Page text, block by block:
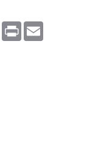
PrintEmail